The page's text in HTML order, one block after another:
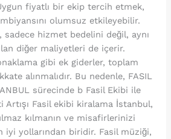
fiyatlı bir ekip tercih etmek,
olumsuz etkileyebilir.
sadece hizmet bedelini değil, aynı
diğer maliyetleri de içerir.
gibi ek giderler, toplam
alınmalıdır. Bu nedenle, FASIL
sürecinde b Fasil Ekibi ile
Artışı Fasil ekibi kiralama İstanbul,
kılmanın ve misafirlerinizi
iyi yollarından biridir. Fasil müziği,